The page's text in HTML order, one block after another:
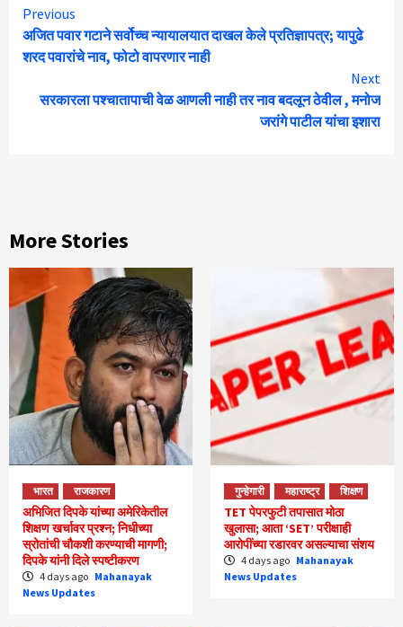
Continue
Reading
Previous
अजित पवार गटाने सर्वोच्च न्यायालयात दाखल केले प्रतिज्ञापत्र; यापुढे
शरद पवारांचे नाव, फोटो वापरणार नाही
Next
सरकारला पश्चातापाची वेळ आणली नाही तर नाव बदलून ठेवील , मनोज
जरांगे पाटील यांचा इशारा
More Stories
भारत राजकारण
अभिजित दिपके यांच्या अमेरिकेतील
शिक्षण खर्चावर प्रश्न; निधीच्या
स्रोतांची चौकशी करण्याची मागणी;
दिपके यांनी दिले स्पष्टीकरण
4 days ago Mahanayak
News Updates
गुन्हेगारी महाराष्ट्र शिक्षण
TET पेपरफुटी तपासात मोठा
खुलासा; आता ‘SET’ परीक्षाही
आरोपींच्या रडारवर असल्याचा संशय
4 days ago Mahanayak
News Updates